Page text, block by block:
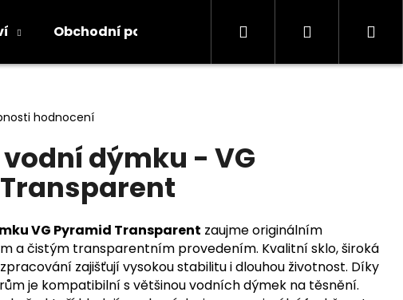
Obchodní podmínky Kontakty Informace
Hledat Přihlášení
hodnocení
dýmku - VG
VG Pyramid Transparent zaujme originálním
a čistým transparentním provedením. Kvalitní sklo, široká
zajišťují vysokou stabilitu i dlouhou životnost. Díky
je kompatibilní s většinou vodních dýmek na těsnění.